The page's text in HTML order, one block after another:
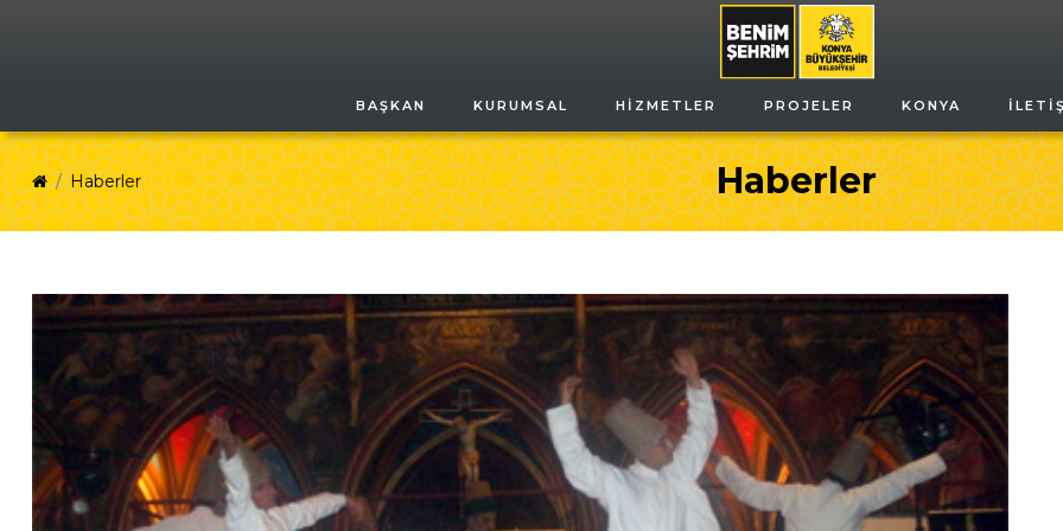
BAŞKAN KURUMSAL HIZMETLER PROJELER KONYA
Haberler
Haberler